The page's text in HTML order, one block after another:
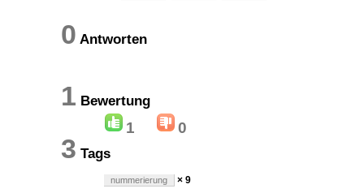
0 Antworten
1 Bewertung
1 0
3 Tags
nummerierung × 9